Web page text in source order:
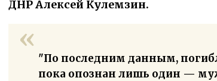
ДНР Алексей Кулемзин.
"По последним данным,
пока опознан лишь один —